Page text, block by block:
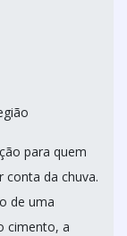
para quem
da chuva.
de uma
cimento, a